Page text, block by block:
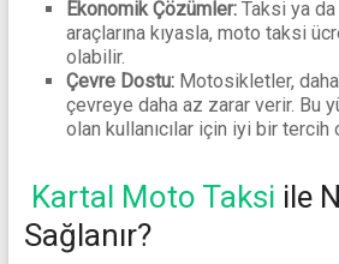
Ekonomik Çözümler:Taksi ya da
araçlarına kıyasla, moto taksi
olabilir.
Çevre Dostu:Motosikletler,
çevreye daha az zarar verir. Bu
olan kullanıcılar için iyi bir tercih
Kartal Moto Taksi ile
Sağlanır?